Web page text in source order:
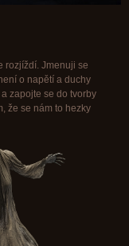
rozjíždí. Jmenuji se
o napětí a duchy
zapojte se do tvorby
že se nám to hezky